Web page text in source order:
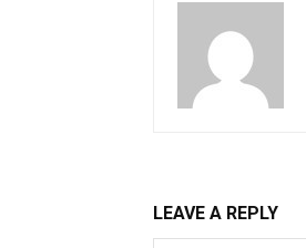
LEAVE A REPLY